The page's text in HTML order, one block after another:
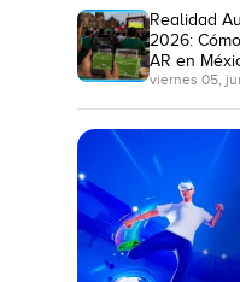
Realidad
2026:
AR en
viernes 05,